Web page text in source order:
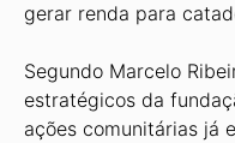
gerar renda para
Segundo Marcelo
estratégicos da
ações comunitárias já